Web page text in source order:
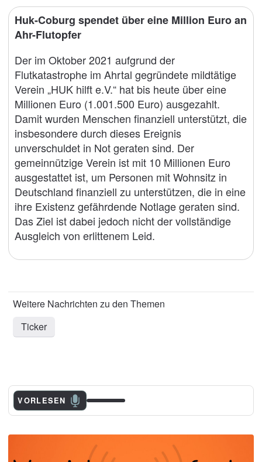
Huk-Coburg spendet über eine Million Euro an
Ahr-Flutopfer
Der im Oktober 2021 aufgrund der
Flutkatastrophe im Ahrtal gegründete mildtätige
Verein „HUK hilft e.V.“ hat bis heute über eine
Millionen Euro (1.001.500 Euro) ausgezahlt.
Damit wurden Menschen finanziell unterstützt, die
insbesondere durch dieses Ereignis
unverschuldet in Not geraten sind. Der
gemeinnützige Verein ist mit 10 Millionen Euro
ausgestattet ist, um Personen mit Wohnsitz in
Deutschland finanziell zu unterstützen, die in eine
ihre Existenz gefährdende Notlage geraten sind.
Das Ziel ist dabei jedoch nicht der vollständige
Ausgleich von erlittenem Leid.
Ticker
VORLESEN